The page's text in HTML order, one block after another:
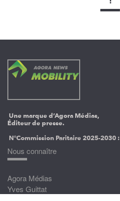
Une marque d’Agora Médias,
Éditeur de presse.
N°Commission Paritaire 2025-2030 :
Nous connaître
Agora Médias
Yves Guittat